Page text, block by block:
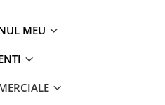
MEU